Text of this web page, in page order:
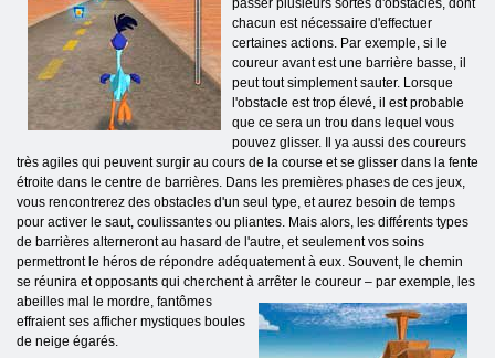
passer plusieurs sortes d'obstacles, dont
chacun est nécessaire d'effectuer
certaines actions. Par exemple, si le
coureur avant est une barrière basse, il
peut tout simplement sauter. Lorsque
l'obstacle est trop élevé, il est probable
que ce sera un trou dans lequel vous
pouvez glisser. Il ya aussi des coureurs
très agiles qui peuvent surgir au cours de la course et se glisser dans la fente
étroite dans le centre de barrières. Dans les premières phases de ces jeux,
vous rencontrerez des obstacles d'un seul type, et aurez besoin de temps
pour activer le saut, coulissantes ou pliantes. Mais alors, les différents types
de barrières alterneront au hasard de l'autre, et seulement vos soins
permettront le héros de répondre adéquatement à eux. Souvent, le chemin
se réunira et opposants qui cherchent à arrêter le coureur – par exemple, les
abeilles mal le mordre, fantômes
effraient ses afficher mystiques boules
de neige égarés.